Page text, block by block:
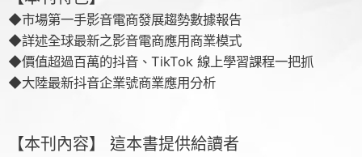
◆市場第一手影音電商發展趨勢數據報告
◆詳述全球最新之影音電商應用商業模式
◆價值超過百萬的抖音、TikTok 線上學習課程一把抓
◆大陸最新抖音企業號商業應用分析
【本刊內容】 這本書提供給讀者